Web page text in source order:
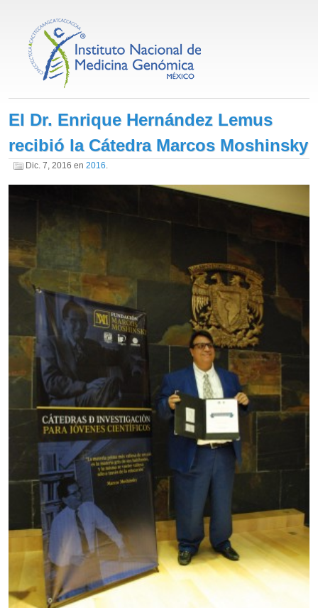
El Dr. Enrique Hernández Lemus
recibió la Cátedra Marcos Moshinsky
Dic. 7, 2016 en 2016.